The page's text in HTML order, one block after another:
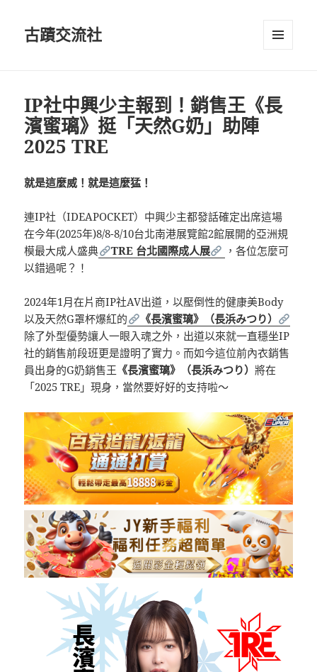
古蹟交流社
IP社中興少主報到！銷售王《長
濱蜜璃》挺「天然G奶」助陣
2025 TRE
就是這麼威！就是這麼猛！
連IP社（IDEAPOCKET）中興少主都發話確定出席這場
在今年(2025年)8/8-8/10台北南港展覽館2館展開的亞洲規
模最大成人盛典
TRE 台北國際成人展
，各位怎麼可
以錯過呢？！
2024年1月在片商IP社AV出道，以壓倒性的健康美Body
以及天然G罩杯爆紅的
《長濱蜜璃》（⻑浜みつり）
除了外型優勢讓人一眼入魂之外，出道以來就一直穩坐IP
社的銷售前段班更是證明了實力。而如今這位前內衣銷售
員出身的G奶銷售王 《長濱蜜璃》（⻑浜みつり）將在
「2025 TRE」現身，當然要好好的支持啦～